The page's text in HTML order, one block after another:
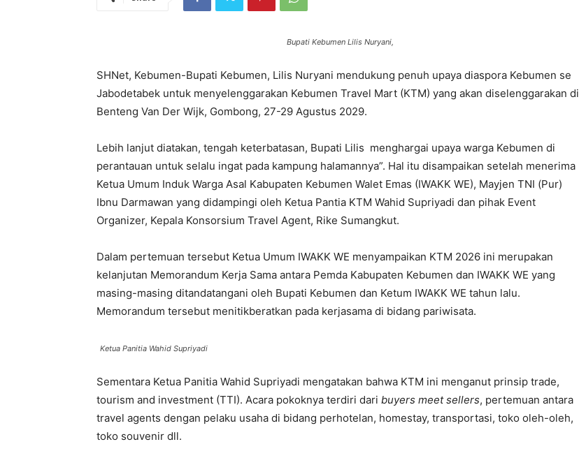
Bupati Kebumen Lilis Nuryani,
SHNet, Kebumen-Bupati Kebumen, Lilis Nuryani mendukung penuh upaya diaspora Kebumen se
Jabodetabek untuk menyelenggarakan Kebumen Travel Mart (KTM) yang akan diselenggarakan di
Benteng Van Der Wijk, Gombong, 27-29 Agustus 2029.
Lebih lanjut diatakan, tengah keterbatasan, Bupati Lilis menghargai upaya warga Kebumen di
perantauan untuk selalu ingat pada kampung halamannya”. Hal itu disampaikan setelah menerima
Ketua Umum Induk Warga Asal Kabupaten Kebumen Walet Emas (IWAKK WE), Mayjen TNI (Pur)
Ibnu Darmawan yang didampingi oleh Ketua Pantia KTM Wahid Supriyadi dan pihak Event
Organizer, Kepala Konsorsium Travel Agent, Rike Sumangkut.
Dalam pertemuan tersebut Ketua Umum IWAKK WE menyampaikan KTM 2026 ini merupakan
kelanjutan Memorandum Kerja Sama antara Pemda Kabupaten Kebumen dan IWAKK WE yang
masing-masing ditandatangani oleh Bupati Kebumen dan Ketum IWAKK WE tahun lalu.
Memorandum tersebut menitikberatkan pada kerjasama di bidang pariwisata.
Ketua Panitia Wahid Supriyadi
Sementara Ketua Panitia Wahid Supriyadi mengatakan bahwa KTM ini menganut prinsip trade,
tourism and investment (TTI). Acara pokoknya terdiri dari buyers meet sellers, pertemuan antara
travel agents dengan pelaku usaha di bidang perhotelan, homestay, transportasi, toko oleh-oleh,
toko souvenir dll.